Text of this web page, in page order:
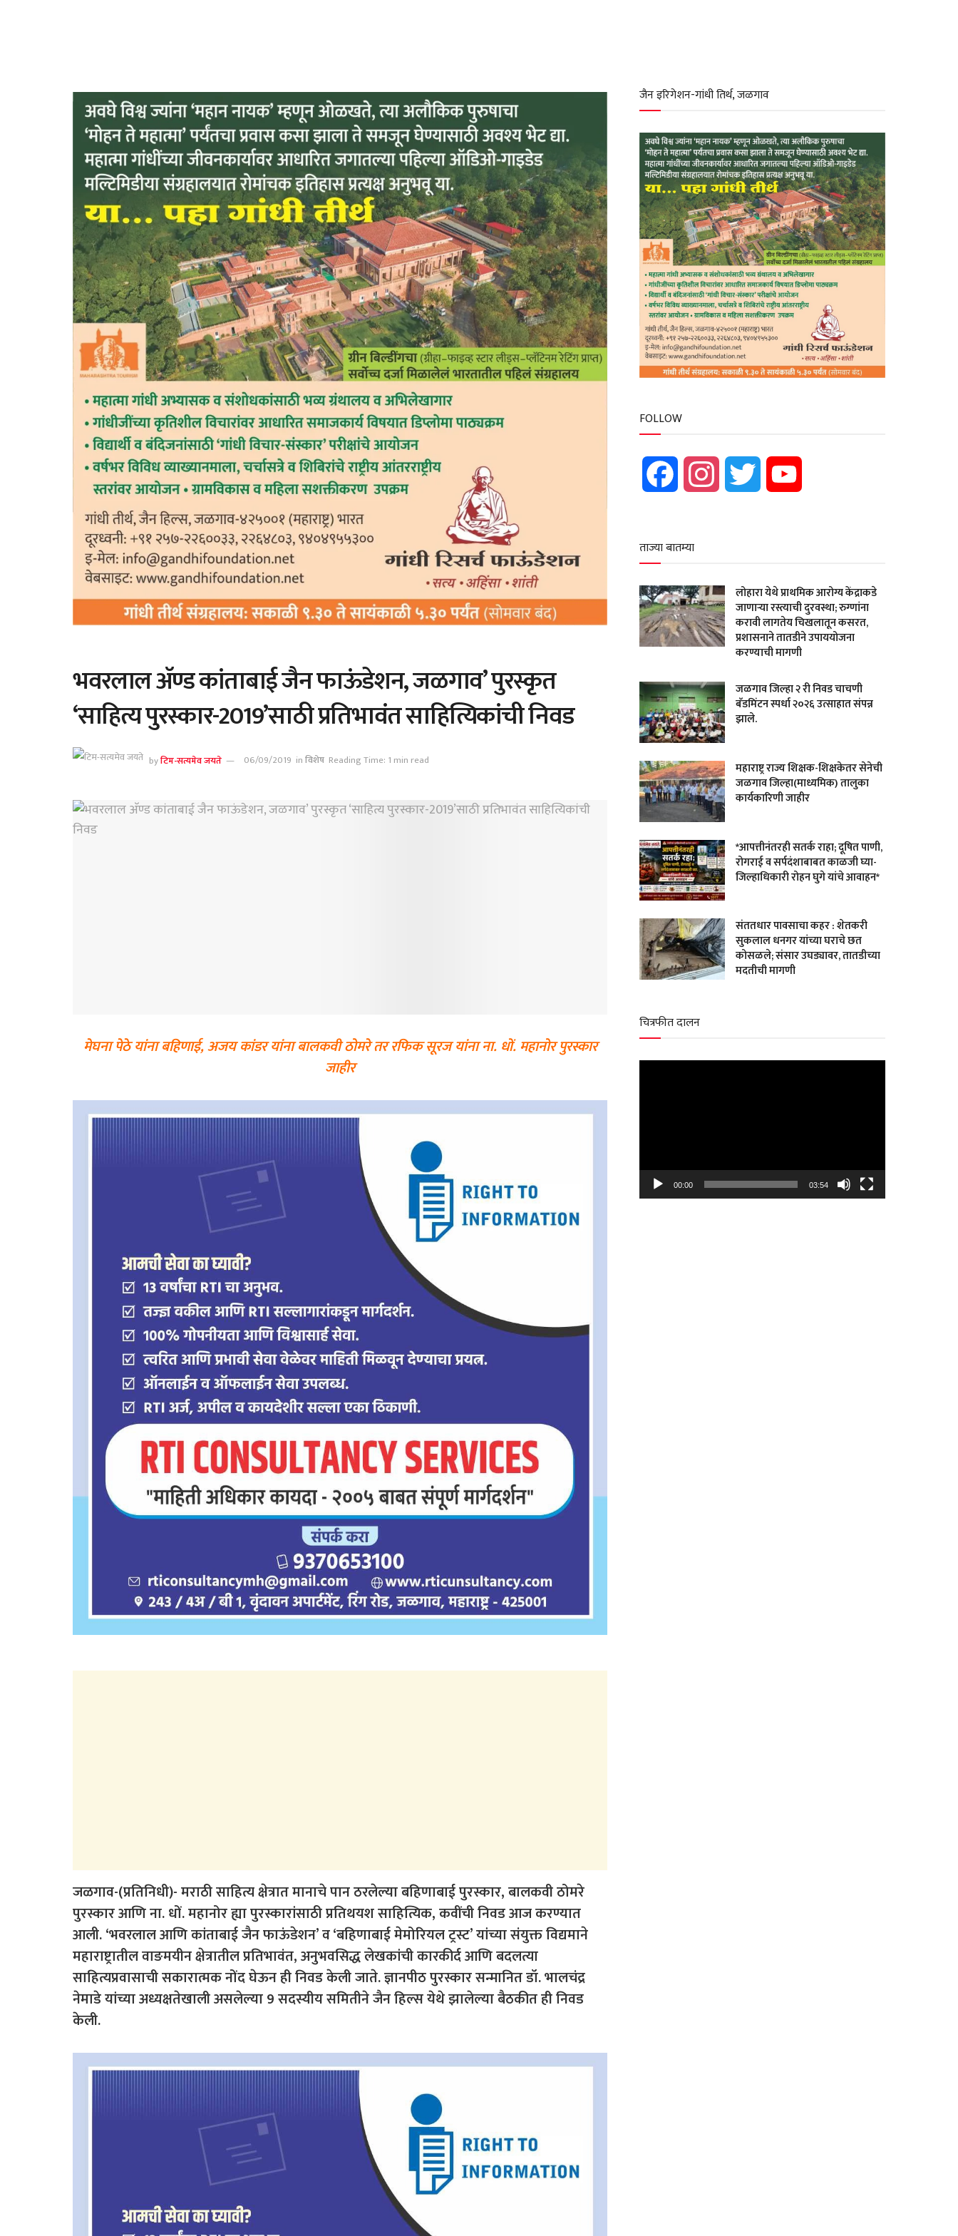
भवरलाल अ‍ॅण्ड कांताबाई जैन फाऊंडेशन, जळगाव’ पुरस्कृत
‘साहित्य पुरस्कार-2019’साठी प्रतिभावंत साहित्यिकांची निवड
byटिम-सत्यमेव जयते 06/09/2019 inविशेष Reading Time: 1 min read
मेघना पेठे यांना बहिणाई, अजय कांडर यांना बालकवी ठोमरे तर रफिक सूरज यांना ना. धों. महानोर पुरस्कार
जाहीर
जळगाव-(प्रतिनिधी)- मराठी साहित्य क्षेत्रात मानाचे पान ठरलेल्या बहिणाबाई पुरस्कार, बालकवी ठोमरे
पुरस्कार आणि ना. धों. महानोर ह्या पुरस्कारांसाठी प्रतिथयश साहित्यिक, कवींची निवड आज करण्यात
आली. ‘भवरलाल आणि कांताबाई जैन फाऊंडेशन’ व ‘बहिणाबाई मेमोरियल ट्रस्ट’ यांच्या संयुक्त विद्यमाने
महाराष्ट्रातील वाङमयीन क्षेत्रातील प्रतिभावंत, अनुभवसिद्ध लेखकांची कारकीर्द आणि बदलत्या
साहित्यप्रवासाची सकारात्मक नोंद घेऊन ही निवड केली जाते. ज्ञानपीठ पुरस्कार सन्मानित डॉ. भालचंद्र
नेमाडे यांच्या अध्यक्षतेखाली असलेल्या 9 सदस्यीय समितीने जैन हिल्स येथे झालेल्या बैठकीत ही निवड
केली.
जैन इरिगेशन-गांधी तिर्थ, जळगाव
FOLLOW
Facebook Instagram Twitter
ताज्या बातम्या
लोहारा येथे प्राथमिक आरोग्य केंद्राकडे
जाणाऱ्या रस्त्याची दुरवस्था; रुग्णांना
करावी लागतेय चिखलातून कसरत,
प्रशासनाने तातडीने उपाययोजना
करण्याची मागणी
जळगाव जिल्हा २ री निवड चाचणी
बॅडमिंटन स्पर्धा २०२६ उत्साहात संपन्न
झाले.
महाराष्ट्र राज्य शिक्षक-शिक्षकेतर सेनेची
जळगाव जिल्हा(माध्यमिक) तालुका
कार्यकारिणी जाहीर
*आपत्तीनंतरही सतर्क राहा; दूषित पाणी,
रोगराई व सर्पदंशाबाबत काळजी घ्या-
जिल्हाधिकारी रोहन घुगे यांचे आवाहन*
संततधार पावसाचा कहर : शेतकरी
सुकलाल धनगर यांच्या घराचे छत
कोसळले; संसार उघड्यावर, तातडीच्या
मदतीची मागणी
चित्रफीत दालन
00:00 03:54